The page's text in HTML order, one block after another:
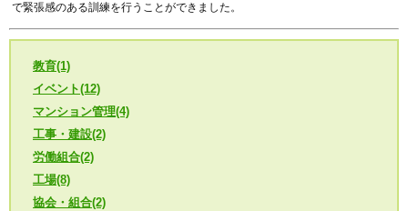
で緊張感のある訓練を行うことができました。
教育(1)
イベント(12)
マンション管理(4)
工事・建設(2)
労働組合(2)
工場(8)
協会・組合(2)